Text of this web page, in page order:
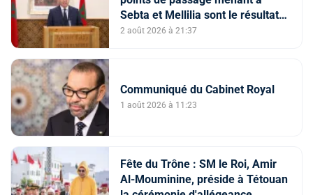
Sebta et Mellilia sont le résultat
de facteurs intriqués, dont
d'informations trompeuses
(Porte-parole du ministère de
2 août 2026 à 21:37
Communiqué du Cabinet Royal
1 août 2026 à 11:23
Fête du Trône : SM le Roi, Amir
Al-Mouminine, préside à Tétouan